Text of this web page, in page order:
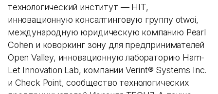
технологический институт — HIT,
инновационную консалтинговую группу otwoi,
международную юридическую компанию Pearl
Cohen и коворкинг зону для предпринимателей
Open Valley, инновационную лабораторию Ham-
Let Innovation Lab, компании Verint® Systems Inc.
и Check Point, сообщество технологических